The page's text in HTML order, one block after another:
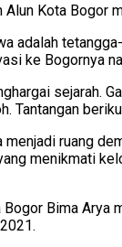
Alun Kota
adalah
ke Bogornya
sejarah.
Tantangan
ruang
menikmati
Bima Arya